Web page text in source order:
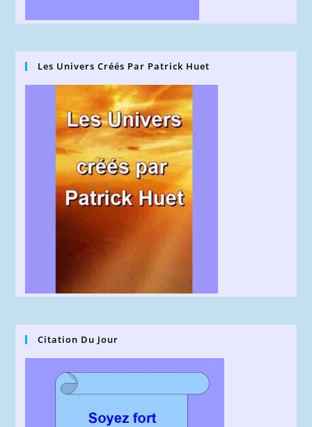
Les Univers Créés Par Patrick Huet
Citation Du Jour